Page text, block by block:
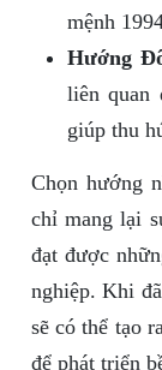
mệnh
Hướng
liên quan
giúp thu
Chọn hướng
chỉ mang lại
đạt được
nghiệp. Khi
sẽ có thể tạo
để phát triển